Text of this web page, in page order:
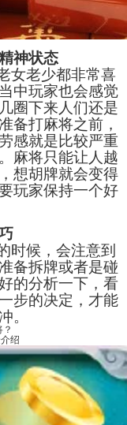
神状态
老少都非常喜
中玩家也会感觉
圈下来人们还是
备打麻将之前，
感就是比较严重
麻将只能让人越
想胡牌就会变得
玩家保持一个好
候，会注意到
备拆牌或者是碰
的分析一下，看
步的决定，才能
。
绍